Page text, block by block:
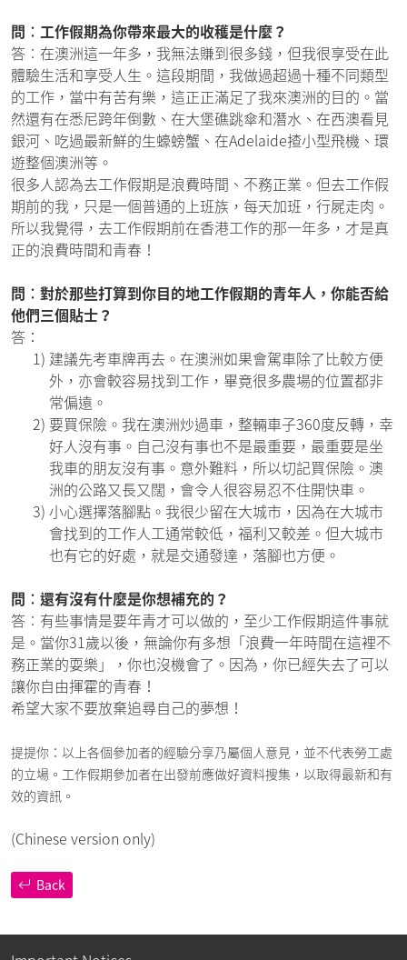
問︰工作假期為你帶來最大的收穫是什麼？
答︰在澳洲這一年多，我無法賺到很多錢，但我很享受在此
體驗生活和享受人生。這段期間，我做過超過十種不同類型
的工作，當中有苦有樂，這正正滿足了我來澳洲的目的。當
然還有在悉尼跨年倒數、在大堡礁跳傘和潛水、在西澳看見
銀河、吃過最新鮮的生蠔螃蟹、在Adelaide揸小型飛機、環
遊整個澳洲等。
很多人認為去工作假期是浪費時間、不務正業。但去工作假
期前的我，只是一個普通的上班族，每天加班，行屍走肉。
所以我覺得，去工作假期前在香港工作的那一年多，才是真
正的浪費時間和青春！
問︰對於那些打算到你目的地工作假期的青年人，你能否給
他們三個貼士？
答：
1) 建議先考車牌再去。在澳洲如果會駕車除了比較方便
外，亦會較容易找到工作，畢竟很多農場的位置都非
常偏遠。
2) 要買保險。我在澳洲炒過車，整輛車子360度反轉，幸
好人沒有事。自己沒有事也不是最重要，最重要是坐
我車的朋友沒有事。意外難料，所以切記買保險。澳
洲的公路又長又闊，會令人很容易忍不住開快車。
3) 小心選擇落腳點。我很少留在大城市，因為在大城市
會找到的工作人工通常較低，福利又較差。但大城市
也有它的好處，就是交通發達，落腳也方便。
問︰還有沒有什麼是你想補充的？
答︰有些事情是要年青才可以做的，至少工作假期這件事就
是。當你31歲以後，無論你有多想「浪費一年時間在這裡不
務正業的耍樂」，你也沒機會了。因為，你已經失去了可以
讓你自由揮霍的青春！
希望大家不要放棄追尋自己的夢想！
提提你：以上各個參加者的經驗分享乃屬個人意見，並不代表勞工處
的立場。工作假期參加者在出發前應做好資料搜集，以取得最新和有
效的資訊。
(Chinese version only)
Back